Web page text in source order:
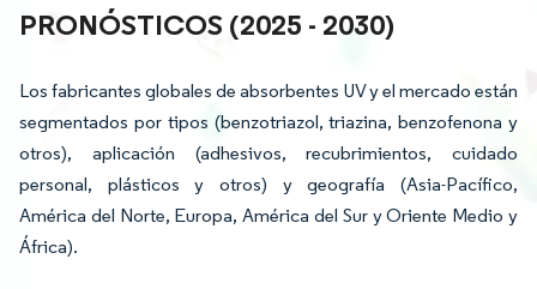
PRONÓSTICOS (2025 - 2030)
Los fabricantes globales de absorbentes UV y el mercado están
segmentados por tipos (benzotriazol, triazina, benzofenona y
otros), aplicación (adhesivos, recubrimientos, cuidado
personal, plásticos y otros) y geografía (Asia-Pacífico,
América del Norte, Europa, América del Sur y Oriente Medio y
África).